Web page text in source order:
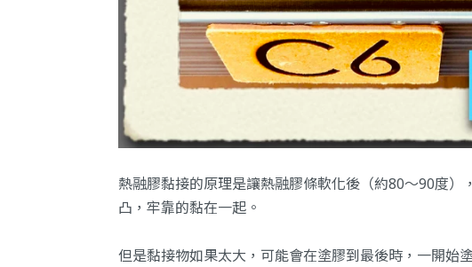
熱融膠黏接的原理是讓熱融膠條軟化後（約80～90度
凸，牢靠的黏在一起。
但是黏接物如果太大，可能會在塗膠到最後時，一開始